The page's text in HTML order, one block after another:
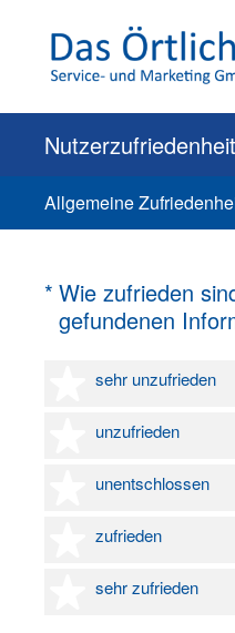
Nutzerzufriedenheit
Allgemeine
* Wie zufrieden
gefundenen
(Erforderlich.)
sehr unzufrieden
1 Stern
unzufrieden
2 Sterne
unentschlossen
3 Sterne
zufrieden
4 Sterne
sehr zufrieden
5 Sterne